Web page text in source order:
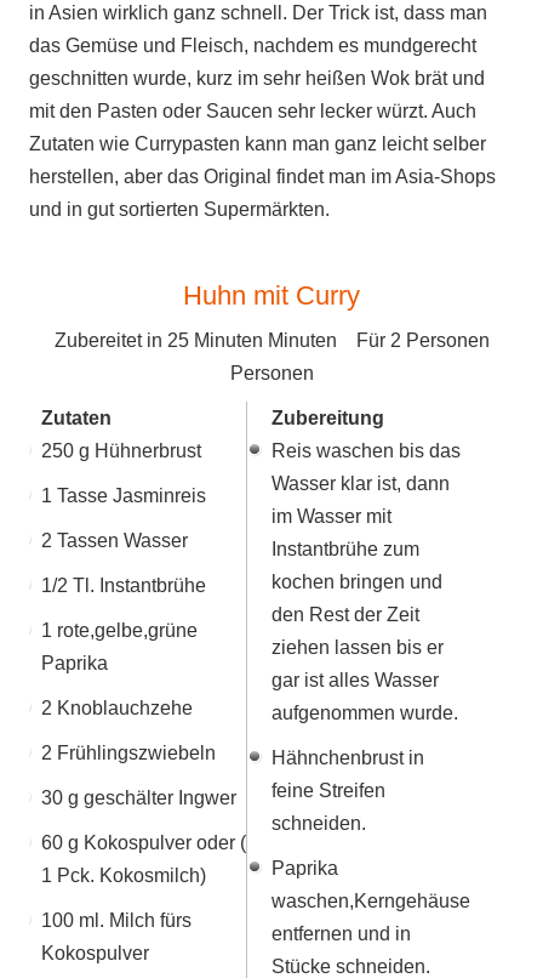
in Asien wirklich ganz schnell. Der Trick ist, dass man
das Gemüse und Fleisch, nachdem es mundgerecht
geschnitten wurde, kurz im sehr heißen Wok brät und
mit den Pasten oder Saucen sehr lecker würzt. Auch
Zutaten wie Currypasten kann man ganz leicht selber
herstellen, aber das Original findet man im Asia-Shops
und in gut sortierten Supermärkten.
Huhn mit Curry
Zubereitet in 25 Minuten Minuten Für 2 Personen
Personen
Zutaten
250 g Hühnerbrust
1 Tasse Jasminreis
2 Tassen Wasser
1/2 Tl. Instantbrühe
1 rote,gelbe,grüne
Paprika
2 Knoblauchzehe
2 Frühlingszwiebeln
30 g geschälter Ingwer
60 g Kokospulver oder (
1 Pck. Kokosmilch)
100 ml. Milch fürs
Kokospulver
Zubereitung
Reis waschen bis das
Wasser klar ist, dann
im Wasser mit
Instantbrühe zum
kochen bringen und
den Rest der Zeit
ziehen lassen bis er
gar ist alles Wasser
aufgenommen wurde.
Hähnchenbrust in
feine Streifen
schneiden.
Paprika
waschen,Kerngehäuse
entfernen und in
Stücke schneiden.